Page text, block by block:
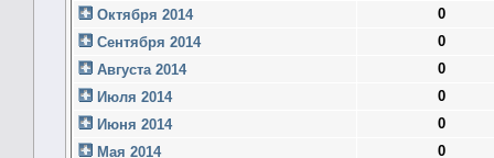
Октября 2014
0
Сентября 2014
0
Августа 2014
0
Июля 2014
0
Июня 2014
0
Мая 2014
0